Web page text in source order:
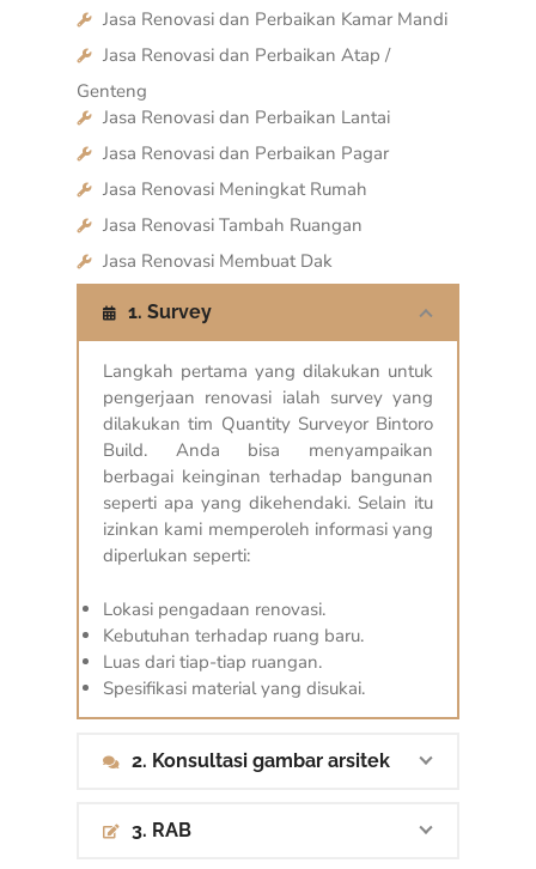
Jasa Renovasi dan Perbaikan Kamar Mandi
Jasa Renovasi dan Perbaikan Atap /
Genteng
Jasa Renovasi dan Perbaikan Lantai
Jasa Renovasi dan Perbaikan Pagar
Jasa Renovasi Meningkat Rumah
Jasa Renovasi Tambah Ruangan
Jasa Renovasi Membuat Dak
1. Survey
Langkah pertama yang dilakukan untuk
pengerjaan renovasi ialah survey yang
dilakukan tim Quantity Surveyor Bintoro
Build. Anda bisa menyampaikan
berbagai keinginan terhadap bangunan
seperti apa yang dikehendaki. Selain itu
izinkan kami memperoleh informasi yang
diperlukan seperti:
Lokasi pengadaan renovasi.
Kebutuhan terhadap ruang baru.
Luas dari tiap-tiap ruangan.
Spesifikasi material yang disukai.
2. Konsultasi gambar arsitek
3. RAB